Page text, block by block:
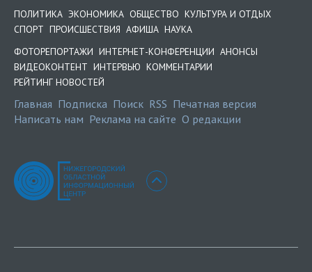
ПОЛИТИКА ЭКОНОМИКА ОБЩЕСТВО КУЛЬТУРА И ОТДЫХ
СПОРТ ПРОИСШЕСТВИЯ АФИША НАУКА
ФОТОРЕПОРТАЖИ ИНТЕРНЕТ-КОНФЕРЕНЦИИ АНОНСЫ
ВИДЕОКОНТЕНТ ИНТЕРВЬЮ КОММЕНТАРИИ
РЕЙТИНГ НОВОСТЕЙ
Главная Подписка Поиск RSS Печатная версия
Написать нам Реклама на сайте О редакции